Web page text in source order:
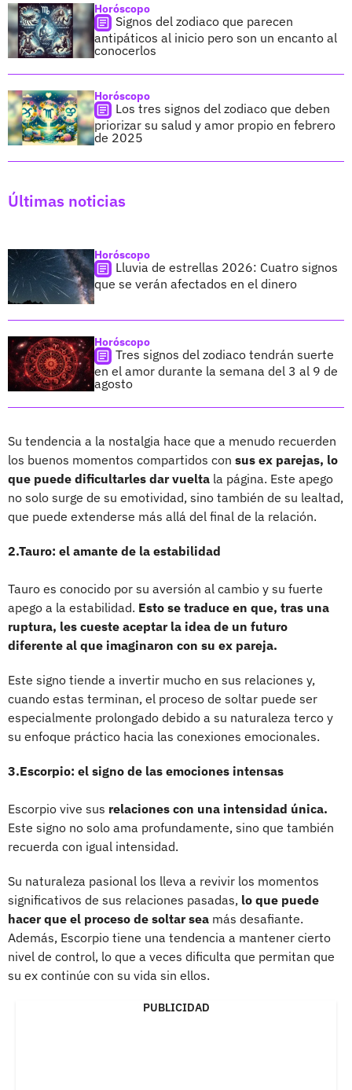
Horóscopo
Signos del zodiaco que parecen
antipáticos al inicio pero son un encanto al
conocerlos
Horóscopo
Los tres signos del zodiaco que deben
priorizar su salud y amor propio en febrero
de 2025
Últimas noticias
Horóscopo
Lluvia de estrellas 2026: Cuatro signos
que se verán afectados en el dinero
Horóscopo
Tres signos del zodiaco tendrán suerte
en el amor durante la semana del 3 al 9 de
agosto
Su tendencia a la nostalgia hace que a menudo recuerden
los buenos momentos compartidos con sus ex parejas, lo
que puede dificultarles dar vuelta la página. Este apego
no solo surge de su emotividad, sino también de su lealtad,
que puede extenderse más allá del final de la relación.
2.Tauro: el amante de la estabilidad
Tauro es conocido por su aversión al cambio y su fuerte
apego a la estabilidad. Esto se traduce en que, tras una
ruptura, les cueste aceptar la idea de un futuro
diferente al que imaginaron con su ex pareja.
Este signo tiende a invertir mucho en sus relaciones y,
cuando estas terminan, el proceso de soltar puede ser
especialmente prolongado debido a su naturaleza terco y
su enfoque práctico hacia las conexiones emocionales.
3.Escorpio: el signo de las emociones intensas
Escorpio vive sus relaciones con una intensidad única.
Este signo no solo ama profundamente, sino que también
recuerda con igual intensidad.
Su naturaleza pasional los lleva a revivir los momentos
significativos de sus relaciones pasadas, lo que puede
hacer que el proceso de soltar sea más desafiante.
Además, Escorpio tiene una tendencia a mantener cierto
nivel de control, lo que a veces dificulta que permitan que
su ex continúe con su vida sin ellos.
PUBLICIDAD